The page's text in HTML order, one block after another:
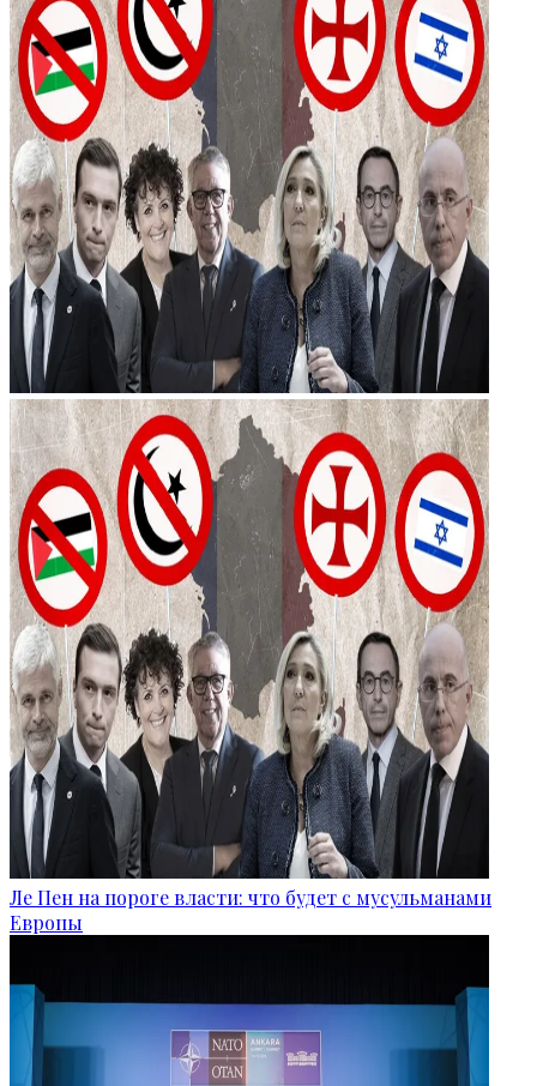
Ле Пен на пороге власти: что будет с мусульманами
Европы